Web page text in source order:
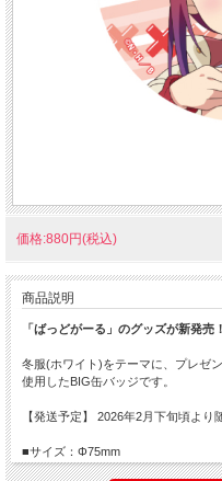
価格:880円(税込)
商品説明
「ばっどがーる」のグッズが新発売！
冬服(ホワイト)をテーマに、プレゼ
使用したBIG缶バッジです。
【発送予定】 2026年2月下旬頃より
■サイズ：Φ75mm
■素材：ブリキ